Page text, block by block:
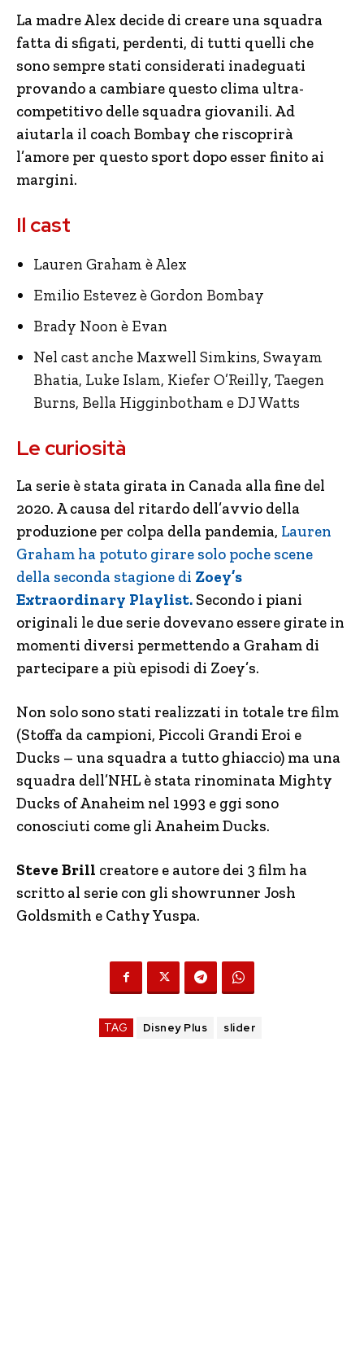
La madre Alex decide di creare una squadra
fatta di sfigati, perdenti, di tutti quelli che
sono sempre stati considerati inadeguati
provando a cambiare questo clima ultra-
competitivo delle squadra giovanili. Ad
aiutarla il coach Bombay che riscoprirà
l’amore per questo sport dopo esser finito ai
margini.
Il cast
Lauren Graham è Alex
Emilio Estevez è Gordon Bombay
Brady Noon è Evan
Nel cast anche Maxwell Simkins, Swayam
Bhatia, Luke Islam, Kiefer O’Reilly, Taegen
Burns, Bella Higginbotham e DJ Watts
Le curiosità
La serie è stata girata in Canada alla fine del
2020. A causa del ritardo dell’avvio della
produzione per colpa della pandemia, Lauren
Graham ha potuto girare solo poche scene
della seconda stagione di Zoey’s
Extraordinary Playlist. Secondo i piani
originali le due serie dovevano essere girate in
momenti diversi permettendo a Graham di
partecipare a più episodi di Zoey’s.
Non solo sono stati realizzati in totale tre film
(Stoffa da campioni, Piccoli Grandi Eroi e
Ducks – una squadra a tutto ghiaccio) ma una
squadra dell’NHL è stata rinominata Mighty
Ducks of Anaheim nel 1993 e ggi sono
conosciuti come gli Anaheim Ducks.
Steve Brill creatore e autore dei 3 film ha
scritto al serie con gli showrunner Josh
Goldsmith e Cathy Yuspa.
TAG Disney Plus slider